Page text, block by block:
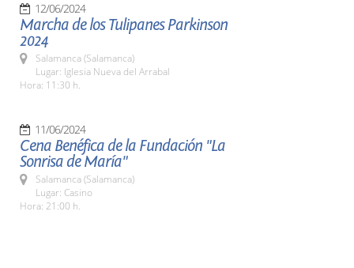
12/06/2024
Marcha de los Tulipanes Parkinson
2024
Salamanca (Salamanca)
Lugar: Iglesia Nueva del Arrabal
Hora: 11:30 h.
11/06/2024
Cena Benéfica de la Fundación "La
Sonrisa de María"
Salamanca (Salamanca)
Lugar: Casino
Hora: 21:00 h.